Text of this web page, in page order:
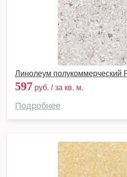
Линолеум полукоммерческий
597 руб. / за кв. м.
Подробнее